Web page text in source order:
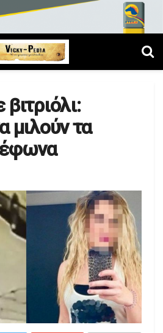
μιλούν τα